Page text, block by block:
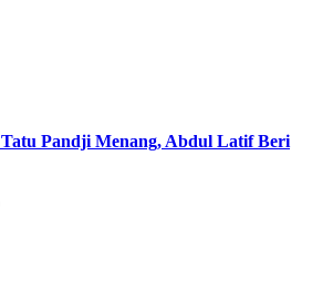
Pandji Menang, Abdul Latif Beri